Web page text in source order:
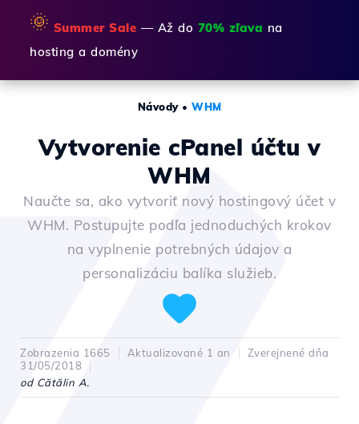
🌞 Summer Sale — Až do 70% zľava na
hosting a domény
Návody• WHM
Vytvorenie cPanel účtu v
WHM
Naučte sa, ako vytvoriť nový hostingový účet v
WHM. Postupujte podľa jednoduchých krokov
na vyplnenie potrebných údajov a
personalizáciu balíka služieb.
Zobrazenia 1665 Aktualizované 1 an
Zverejnené dňa
31/05/2018
od Cătălin A.